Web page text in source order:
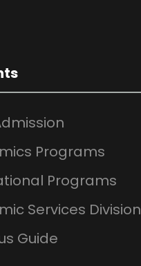
Programs
Programs
Services Division
Guide